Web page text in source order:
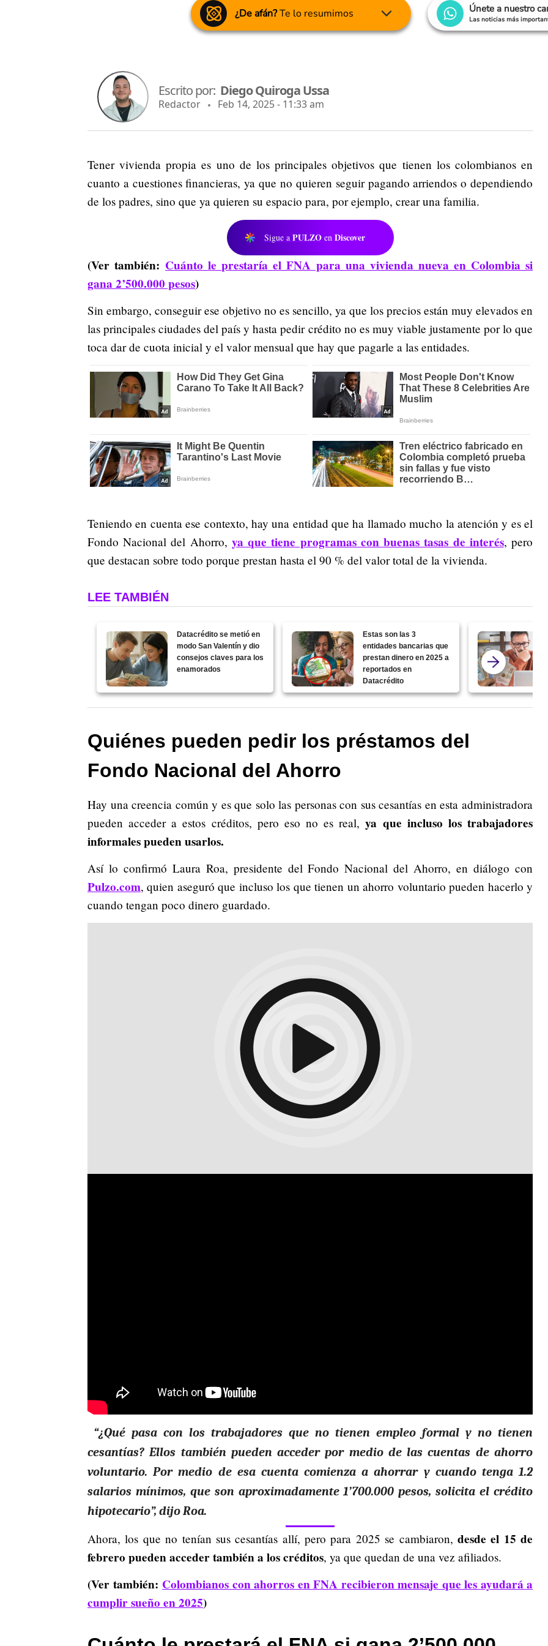
¿De afán?Te lo resumimos Únete a nuestro
Las noticias más
Escrito por: Diego Quiroga Ussa
Redactor Feb 14, 2025 - 11:33 am
Tener vivienda propia es uno de los principales objetivos que tienen los colombianos en
cuanto a cuestiones financieras, ya que no quieren seguir pagando arriendos o dependiendo
de los padres, sino que ya quieren su espacio para, por ejemplo, crear una familia.
Sigue a PULZO en Discover
(Ver también: Cuánto le prestaría el FNA para una vivienda nueva en Colombia si
gana 2’500.000 pesos)
Sin embargo, conseguir ese objetivo no es sencillo, ya que los precios están muy elevados en
las principales ciudades del país y hasta pedir crédito no es muy viable justamente por lo que
toca dar de cuota inicial y el valor mensual que hay que pagarle a las entidades.
Teniendo en cuenta ese contexto, hay una entidad que ha llamado mucho la atención y es el
Fondo Nacional del Ahorro, ya que tiene programas con buenas tasas de interés, pero
que destacan sobre todo porque prestan hasta el 90 % del valor total de la vivienda.
LEE TAMBIÉN
Datacrédito se metió en
modo San Valentín y dio
consejos claves para los
enamorados
Estas son las 3
entidades bancarias que
prestan dinero en 2025 a
reportados en
Datacrédito
Quiénes pueden pedir los préstamos del
Fondo Nacional del Ahorro
Hay una creencia común y es que solo las personas con sus cesantías en esta administradora
pueden acceder a estos créditos, pero eso no es real,ya que incluso los trabajadores
informales pueden usarlos.
Así lo confirmó Laura Roa, presidente del Fondo Nacional del Ahorro, en diálogo con
Pulzo.com, quien aseguró que incluso los que tienen un ahorro voluntario pueden hacerlo y
cuando tengan poco dinero guardado.
“¿Qué pasa con los trabajadores que no tienen empleo formal y no tienen
cesantías? Ellos también pueden acceder por medio de las cuentas de ahorro
voluntario. Por medio de esa cuenta comienza a ahorrar y cuando tenga 1.2
salarios mínimos, que son aproximadamente 1’700.000 pesos, solicita el crédito
hipotecario”, dijo Roa.
Ahora, los que no tenían sus cesantías allí, pero para 2025 se cambiaron, desde el 15 de
febrero pueden acceder también a los créditos, ya que quedan de una vez afiliados.
(Ver también: Colombianos con ahorros en FNA recibieron mensaje que les ayudará a
cumplir sueño en 2025)